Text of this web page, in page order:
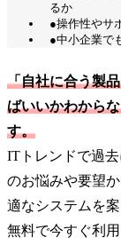
るか
●操作性やサ
●中小企業で
「自社に合う製
ばいいかわから
す。
ITトレンドで過
のお悩みや要望
適なシステムを案
無料で今すぐ利